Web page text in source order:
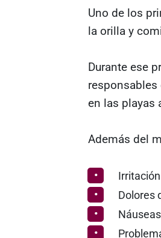
Uno de los
la orilla y
Durante ese
responsables
en las playas
Además del
Dolores